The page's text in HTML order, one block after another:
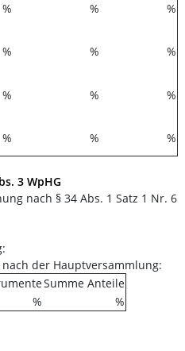
% % %
% %
%
% % %
% % %
3 WpHG
nach § 34 Abs. 1 Satz 1 Nr. 6
der Hauptversammlung:
Summe Anteile
% %